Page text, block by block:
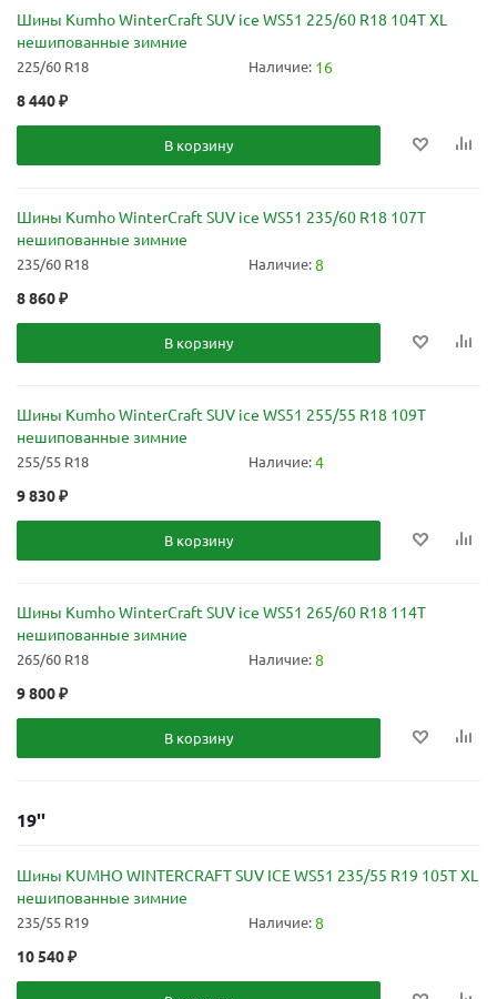
Шины Kumho WinterCraft SUV ice WS51 225/60 R18 104T XL
нешипованные зимние
225/60 R18 Наличие: 16
8 440₽
В корзину
Шины Kumho WinterCraft SUV ice WS51 235/60 R18 107T
нешипованные зимние
235/60 R18 Наличие:8
8 860₽
В корзину
Шины Kumho WinterCraft SUV ice WS51 255/55 R18 109T
нешипованные зимние
255/55 R18 Наличие:4
9 830₽
В корзину
Шины Kumho WinterCraft SUV ice WS51 265/60 R18 114T
нешипованные зимние
265/60 R18 Наличие:8
9 800₽
В корзину
19''
Шины KUMHO WINTERCRAFT SUV ICE WS51 235/55 R19 105T XL
нешипованные зимние
235/55 R19 Наличие:8
10 540₽